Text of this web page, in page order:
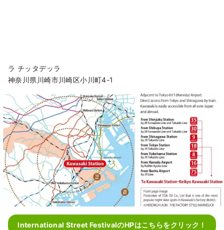
ラ チッタデッラ
神奈川県川崎市川崎区小川町4-1
International Street FestivalのHPはこちらをクリック！